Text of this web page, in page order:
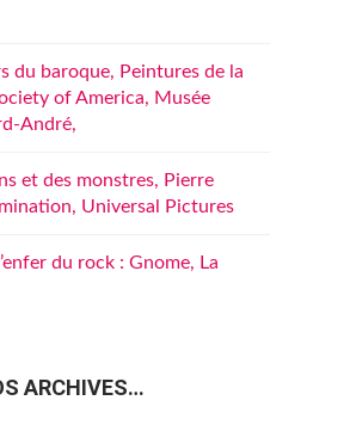
du baroque, Peintures de la
of America, Musée
André,
et des monstres, Pierre
Universal Pictures
du rock : Gnome, La
ARCHIVES…